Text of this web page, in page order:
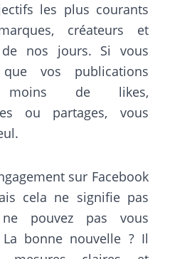
les plus courants
créateurs et
de nos jours. Si vous
que vos publications
moins de likes,
ou partages, vous
sur Facebook
cela ne signifie pas
pouvez pas vous
La bonne nouvelle ? Il